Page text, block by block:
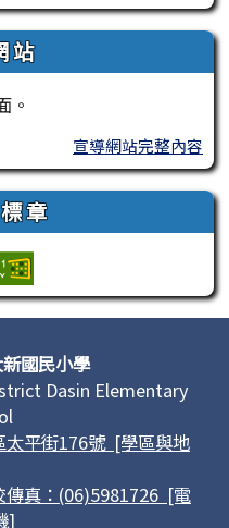
站
。
宣導網站完整內容
章
國民小學
Dasin Elementary
太平街176號 [學區與地
傳真：(06)5981726 [電
]